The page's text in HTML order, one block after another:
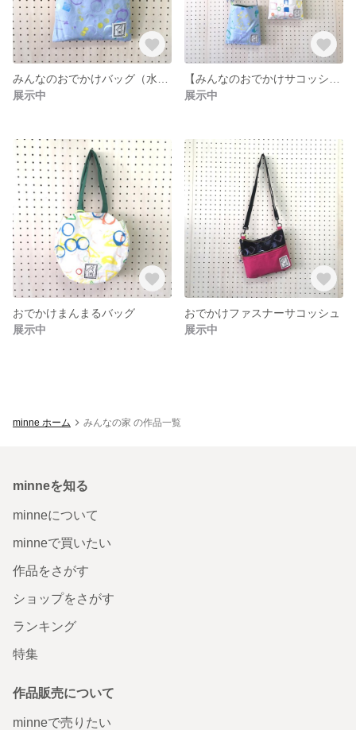
展示中
展示中
おでかけまんまるバッグ
展示中
おでかけファスナーサコッシュ
展示中
minne ホーム みんなの家 の作品一覧
minneを知る
minneについて
minneで買いたい
作品をさがす
ショップをさがす
ランキング
特集
作品販売について
minneで売りたい